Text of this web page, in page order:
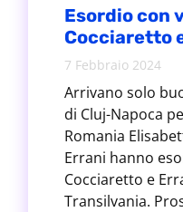
Esordio con
Cocciaretto
7 Febbraio 2024
Arrivano solo
di Cluj-Napoca
Romania
Errani hanno
Cocciaretto e
Transilvania.